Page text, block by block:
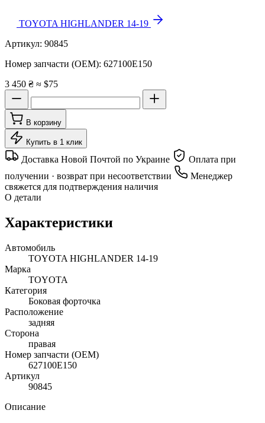
TOYOTA HIGHLANDER 14-19
Артикул: 90845
Номер запчасти (OEM): 627100E150
3 450 ₴ ≈ $75
В корзину
Купить в 1 клик
Доставка Новой Почтой по Украине
Оплата при
получении · возврат при несоответствии
Менеджер
свяжется для подтверждения наличия
О детали
Характеристики
Автомобиль
TOYOTA HIGHLANDER 14-19
Марка
TOYOTA
Категория
Боковая форточка
Расположение
задняя
Сторона
правая
Номер запчасти (OEM)
627100E150
Артикул
90845
Описание